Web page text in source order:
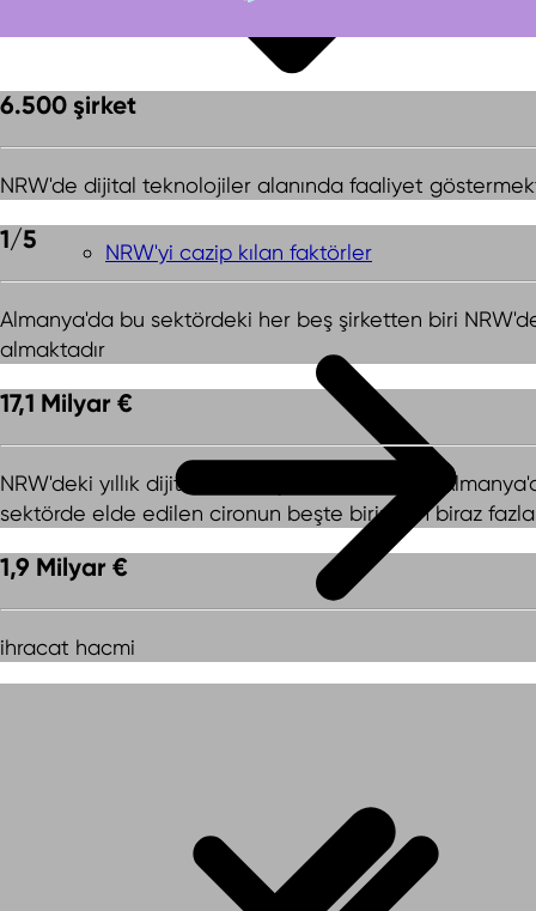
NRW'yi cazip kılan faktörler
6.500 şirket
NRW'de dijital teknolojiler alanında faaliyet
1/5
Almanya'da bu sektördeki her beş şirketten biri
almaktadır
17,1 Milyar €
NRW'deki yıllık dijital teknoloji sektör cirosu -
sektörde elde edilen cironun beşte birinden biraz
1,9 Milyar €
ihracat hacmi